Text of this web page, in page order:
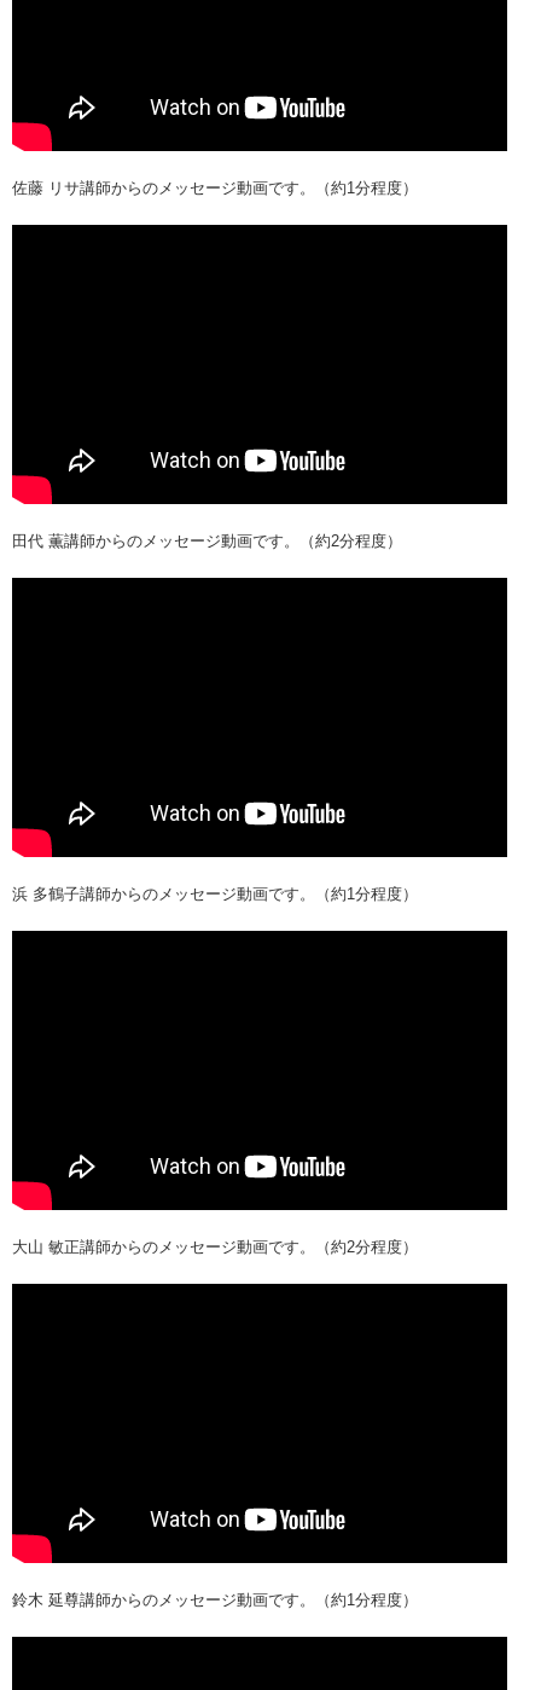
佐藤 リサ講師からのメッセージ動画です。（約1分程度）
田代 薫講師からのメッセージ動画です。（約2分程度）
浜 多鶴子講師からのメッセージ動画です。（約1分程度）
大山 敏正講師からのメッセージ動画です。（約2分程度）
鈴木 延尊講師からのメッセージ動画です。（約1分程度）